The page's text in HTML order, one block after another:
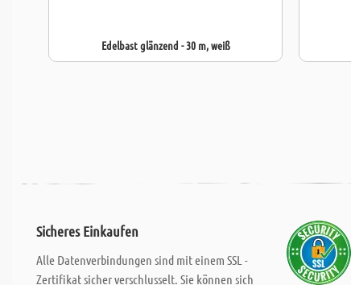
Edelbast glänzend - 30 m, weiß
Sicheres Einkaufen
Alle Datenverbindungen sind mit einem SSL -
Zertifikat sicher verschlusselt. Sie können sich